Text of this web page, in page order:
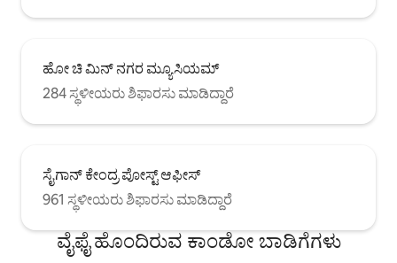
ಹೋ ಚಿ ಮಿನ್ ನಗರ ಮ್ಯೂಸಿಯಮ್
284 ಸ್ಥಳೀಯರು ಶಿಫಾರಸು ಮಾಡಿದ್ದಾರೆ
ಸೈಗಾನ್ ಕೇಂದ್ರ ಪೋಸ್ಟ್ ಆಫೀಸ್
961 ಸ್ಥಳೀಯರು ಶಿಫಾರಸು ಮಾಡಿದ್ದಾರೆ
ವೈಫೈ ಹೊಂದಿರುವ ಕಾಂಡೋ ಬಾಡಿಗೆಗಳು